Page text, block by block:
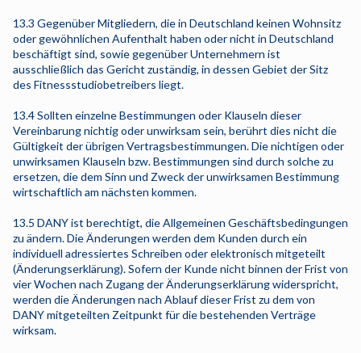
13.3 Gegenüber Mitgliedern, die in Deutschland keinen Wohnsitz
oder gewöhnlichen Aufenthalt haben oder nicht in Deutschland
beschäftigt sind, sowie gegenüber Unternehmern ist
ausschließlich das Gericht zuständig, in dessen Gebiet der Sitz
des Fitnessstudiobetreibers liegt.
13.4 Sollten einzelne Bestimmungen oder Klauseln dieser
Vereinbarung nichtig oder unwirksam sein, berührt dies nicht die
Gültigkeit der übrigen Vertragsbestimmungen. Die nichtigen oder
unwirksamen Klauseln bzw. Bestimmungen sind durch solche zu
ersetzen, die dem Sinn und Zweck der unwirksamen Bestimmung
wirtschaftlich am nächsten kommen.
13.5 DANY ist berechtigt, die Allgemeinen Geschäftsbedingungen
zu ändern. Die Änderungen werden dem Kunden durch ein
individuell adressiertes Schreiben oder elektronisch mitgeteilt
(Änderungserklärung). Sofern der Kunde nicht binnen der Frist von
vier Wochen nach Zugang der Änderungserklärung widerspricht,
werden die Änderungen nach Ablauf dieser Frist zu dem von
DANY mitgeteilten Zeitpunkt für die bestehenden Verträge
wirksam.